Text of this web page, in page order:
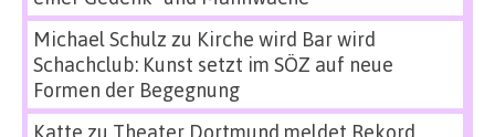
Michael Schulz zu Kirche wird Bar wird
Schachclub: Kunst setzt im SÖZ auf neue
Formen der Begegnung
Katte zu Theater Dortmund meldet Rekord